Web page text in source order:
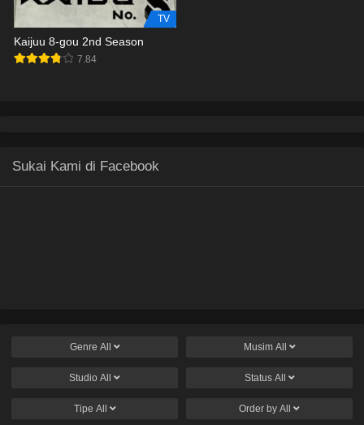
TV
Kaijuu 8-gou 2nd Season
7.84
Sukai Kami di Facebook
Genre All Musim All
Studio All Status All
Tipe All Order by All